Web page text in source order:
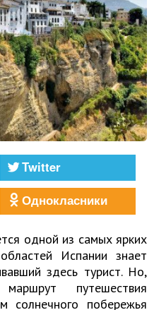
Twitter
Однокласники
одной из самых ярких
Испании знает
здесь турист. Но,
путешествия
солнечного побережья